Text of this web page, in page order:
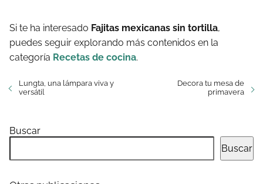
Si te ha interesado Fajitas mexicanas sin tortilla,
puedes seguir explorando más contenidos en la
categoría Recetas de cocina.
Lungta, una lámpara viva y
versátil
Decora tu mesa de
primavera
Buscar
Buscar